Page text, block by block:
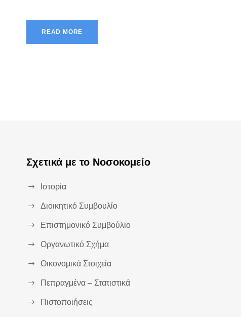
READ MORE
Σχετικά με το Νοσοκομείο
Ιστορία
Διοικητικό Συμβουλίο
Επιστημονικό Συμβούλιο
Οργανωτικό Σχήμα
Οικονομικά Στοιχεία
Πεπραγμένα – Στατιστικά
Πιστοποιήσεις